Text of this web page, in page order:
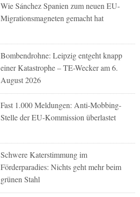
Wie Sánchez Spanien zum neuen EU-
Migrationsmagneten gemacht hat
Bombendrohne: Leipzig entgeht knapp
einer Katastrophe – TE-Wecker am 6.
August 2026
Fast 1.000 Meldungen: Anti-Mobbing-
Stelle der EU-Kommission überlastet
Schwere Katerstimmung im
Förderparadies: Nichts geht mehr beim
grünen Stahl